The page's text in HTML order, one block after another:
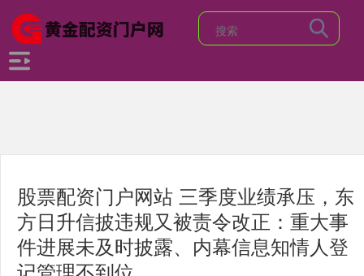
股票配资门户网站 三季度业绩承压，东
方日升信披违规又被责令改正：重大事
件进展未及时披露、内幕信息知情人登